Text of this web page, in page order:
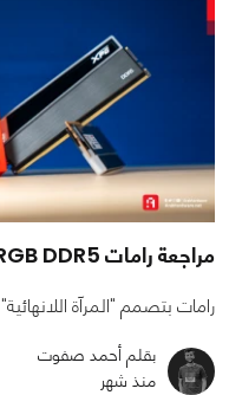
مراجعة رامات XPG NOVAKEY RGB DDR5
رامات بتصمم "المرآة اللانهائية"
بقلم أحمد صفوت
منذ شهر